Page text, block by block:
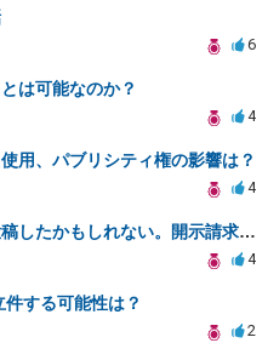
6
は可能なのか？
4
用、パブリシティ権の影響は？
4
誹謗中傷に当たる内容を投稿したかもしれない。開示請求や民事刑事裁判に発展しうるのか教えて欲しい。
4
する可能性は？
2